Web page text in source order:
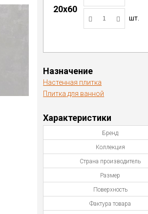
20x60
шт.
Назначение
Настенная плитка
Плитка для ванной
Характеристики
Бренд
Коллекция
Страна производитель
Размер
Поверхность
Фактура товара